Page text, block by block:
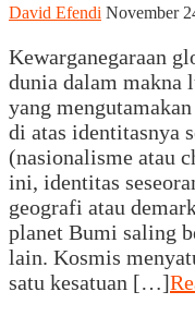
David Efendi November
Kewarganegaraan
dunia dalam makna
yang
di atas identitasnya
(nasionalisme atau
ini, identitas
geografi atau
planet Bumi saling
lain. Kosmis
satu kesatuan […]